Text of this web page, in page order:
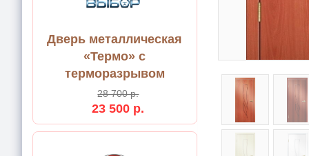
Дверь металлическая
«Термо» с
терморазрывом
28 700 р.
23 500 р.